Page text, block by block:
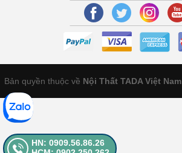
Bản quyền thuộc về Nội Thất TADA Việt Nam
HN: 0909.56.86.26